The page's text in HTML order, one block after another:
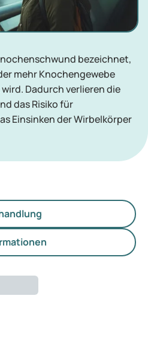
bezeichnet,
mehr Knochengewebe
Dadurch verlieren die
das Risiko für
Einsinken der Wirbelkörper